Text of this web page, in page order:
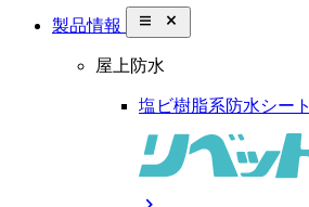
製品情報 close_small
屋上防水
塩ビ樹脂系防水シート